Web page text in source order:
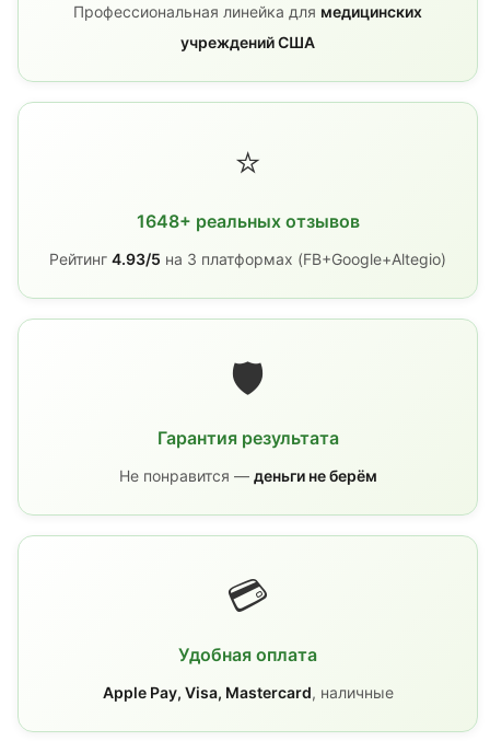
Профессиональная линейка для медицинских
учреждений США
⭐
1648+ реальных отзывов
Рейтинг 4.93/5 на 3 платформах (FB+Google+Altegio)
🛡️
Гарантия результата
Не понравится — деньги не берём
💳
Удобная оплата
Apple Pay, Visa, Mastercard, наличные